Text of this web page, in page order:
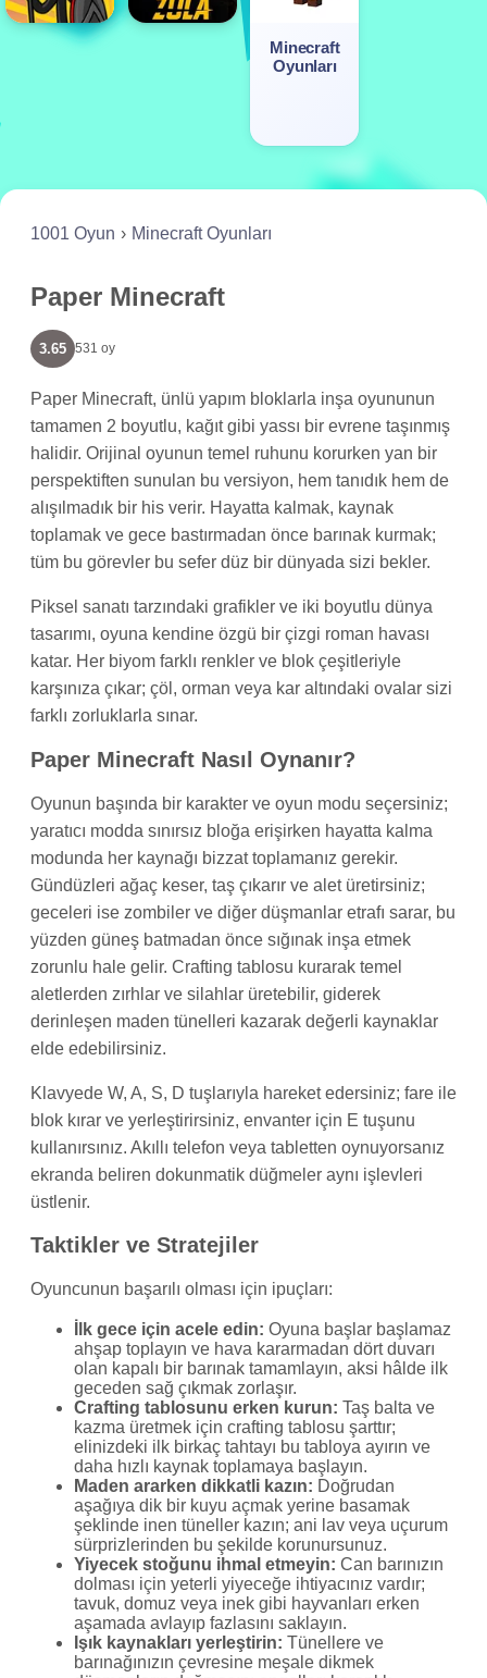
Minecraft
Oyunları
1001 Oyun Minecraft Oyunları
Paper Minecraft
3.65 531 oy
Paper Minecraft, ünlü yapım bloklarla inşa oyununun
tamamen 2 boyutlu, kağıt gibi yassı bir evrene taşınmış
halidir. Orijinal oyunun temel ruhunu korurken yan bir
perspektiften sunulan bu versiyon, hem tanıdık hem de
alışılmadık bir his verir. Hayatta kalmak, kaynak
toplamak ve gece bastırmadan önce barınak kurmak;
tüm bu görevler bu sefer düz bir dünyada sizi bekler.
Piksel sanatı tarzındaki grafikler ve iki boyutlu dünya
tasarımı, oyuna kendine özgü bir çizgi roman havası
katar. Her biyom farklı renkler ve blok çeşitleriyle
karşınıza çıkar; çöl, orman veya kar altındaki ovalar sizi
farklı zorluklarla sınar.
Paper Minecraft Nasıl Oynanır?
Oyunun başında bir karakter ve oyun modu seçersiniz;
yaratıcı modda sınırsız bloğa erişirken hayatta kalma
modunda her kaynağı bizzat toplamanız gerekir.
Gündüzleri ağaç keser, taş çıkarır ve alet üretirsiniz;
geceleri ise zombiler ve diğer düşmanlar etrafı sarar, bu
yüzden güneş batmadan önce sığınak inşa etmek
zorunlu hale gelir. Crafting tablosu kurarak temel
aletlerden zırhlar ve silahlar üretebilir, giderek
derinleşen maden tünelleri kazarak değerli kaynaklar
elde edebilirsiniz.
Klavyede W, A, S, D tuşlarıyla hareket edersiniz; fare ile
blok kırar ve yerleştirirsiniz, envanter için E tuşunu
kullanırsınız. Akıllı telefon veya tabletten oynuyorsanız
ekranda beliren dokunmatik düğmeler aynı işlevleri
üstlenir.
Taktikler ve Stratejiler
Oyuncunun başarılı olması için ipuçları:
İlk gece için acele edin: Oyuna başlar başlamaz
ahşap toplayın ve hava kararmadan dört duvarı
olan kapalı bir barınak tamamlayın, aksi hâlde ilk
geceden sağ çıkmak zorlaşır.
Crafting tablosunu erken kurun: Taş balta ve
kazma üretmek için crafting tablosu şarttır;
elinizdeki ilk birkaç tahtayı bu tabloya ayırın ve
daha hızlı kaynak toplamaya başlayın.
Maden ararken dikkatli kazın: Doğrudan
aşağıya dik bir kuyu açmak yerine basamak
şeklinde inen tüneller kazın; ani lav veya uçurum
sürprizlerinden bu şekilde korunursunuz.
Yiyecek stoğunu ihmal etmeyin: Can barınızın
dolması için yeterli yiyeceğe ihtiyacınız vardır;
tavuk, domuz veya inek gibi hayvanları erken
aşamada avlayıp fazlasını saklayın.
Işık kaynakları yerleştirin: Tünellere ve
barınağınızın çevresine meşale dikmek